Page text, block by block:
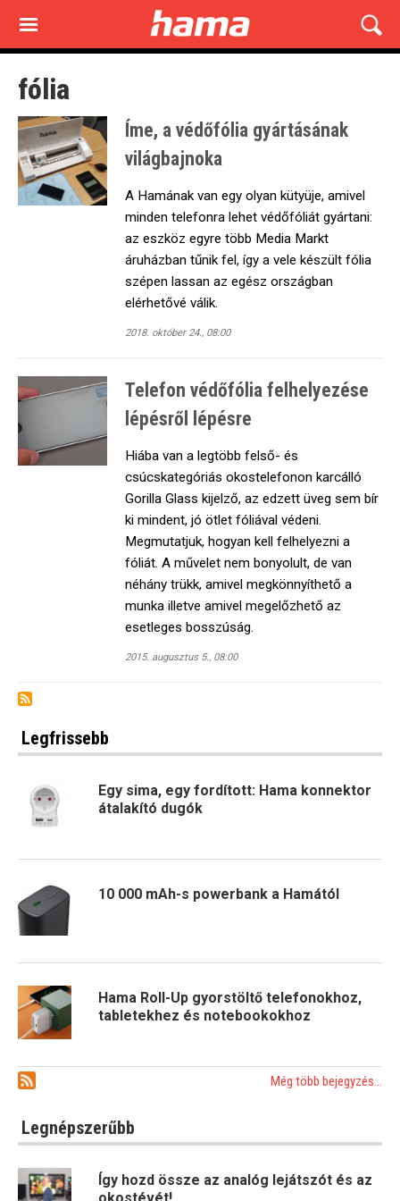
main
content
fólia
Íme, a védőfólia gyártásának
világbajnoka
A Hamának van egy olyan kütyüje, amivel
minden telefonra lehet védőfóliát gyártani:
az eszköz egyre több Media Markt
áruházban tűnik fel, így a vele készült fólia
szépen lassan az egész országban
elérhetővé válik.
2018. október 24., 08:00
Telefon védőfólia felhelyezése
lépésről lépésre
Hiába van a legtöbb felső- és
csúcskategóriás okostelefonon karcálló
Gorilla Glass kijelző, az edzett üveg sem bír
ki mindent, jó ötlet fóliával védeni.
Megmutatjuk, hogyan kell felhelyezni a
fóliát. A művelet nem bonyolult, de van
néhány trükk, amivel megkönnyíthető a
munka illetve amivel megelőzhető az
esetleges bosszúság.
2015. augusztus 5., 08:00
Legfrissebb
Egy sima, egy fordított: Hama konnektor
átalakító dugók
10 000 mAh-s powerbank a Hamától
Hama Roll-Up gyorstöltő telefonokhoz,
tabletekhez és notebookokhoz
Még több bejegyzés...
Legnépszerűbb
Így hozd össze az analóg lejátszót és az